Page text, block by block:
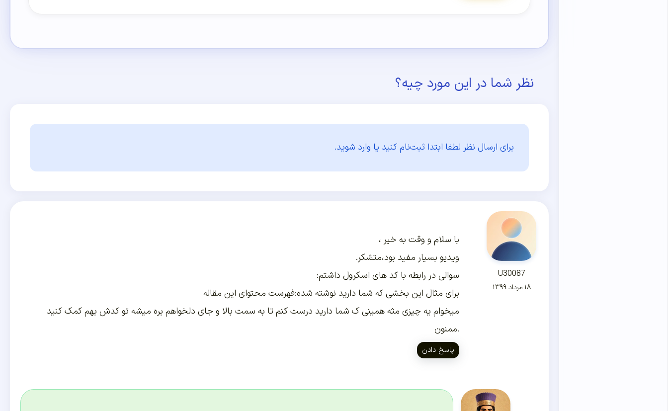
نظر شما در این مورد چیه؟
برای ارسال نظر لطفا ابتدا ثبت‌نام کنید یا وارد شوید.
U30087
۱۸ مرداد ۱۳۹۹
با سلام و وقت به خیر ،
ویدیو بسیار مفید بود،متشکر.
سوالی در رابطه با کد های اسکرول داشتم:
برای مثال این بخشی که شما دارید نوشته شده:فهرست محتوای این مقاله
میخوام یه چیزی مثه همینی ک شما دارید درست کنم تا به سمت بالا و جای دلخواهم بره میشه تو کدش بهم کمک کنید
.ممنون
پاسخ دادن